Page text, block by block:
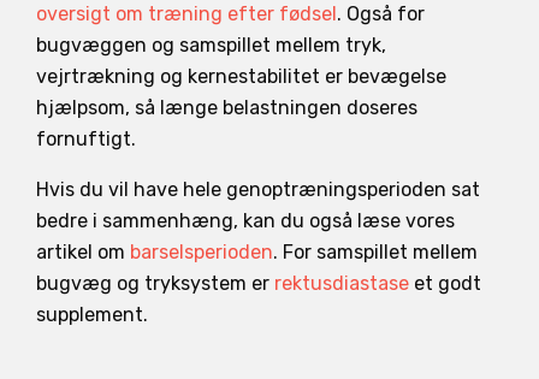
oversigt om træning efter fødsel. Også for
bugvæggen og samspillet mellem tryk,
vejrtrækning og kernestabilitet er bevægelse
hjælpsom, så længe belastningen doseres
fornuftigt.
Hvis du vil have hele genoptræningsperioden sat
bedre i sammenhæng, kan du også læse vores
artikel om barselsperioden. For samspillet mellem
bugvæg og tryksystem er rektusdiastase et godt
supplement.